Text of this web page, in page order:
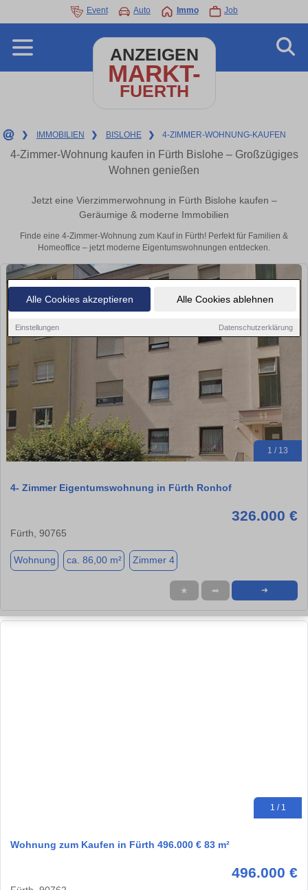
Alle Cookies akzeptieren Alle Cookies ablehnen
Einstellungen Datenschutzerklärung
Event Auto Immo Job
ANZEIGEN
MARKT-
FUERTH
❯ IMMOBILIEN ❯ BISLOHE ❯ 4-ZIMMER-WOHNUNG-KAUFEN
4-Zimmer-Wohnung kaufen in Fürth Bislohe – Großzügiges
Wohnen genießen
Jetzt eine Vierzimmerwohnung in Fürth Bislohe kaufen –
Geräumige & moderne Immobilien
Finde eine 4-Zimmer-Wohnung zum Kauf in Fürth! Perfekt für Familien &
Homeoffice – jetzt moderne Eigentumswohnungen entdecken.
1 / 13
4- Zimmer Eigentumswohnung in Fürth Ronhof
326.000 €
Fürth, 90765
Wohnung ca. 86,00 m² Zimmer 4
★ ➦ ➜
1 / 1
Wohnung zum Kaufen in Fürth 496.000 € 83 m²
496.000 €